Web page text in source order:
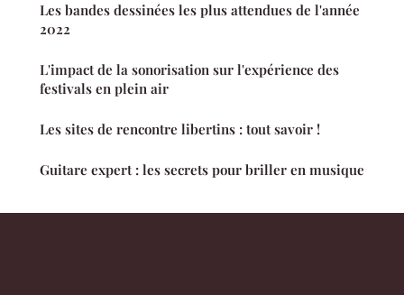
Les bandes dessinées les plus attendues de l'année
2022
L'impact de la sonorisation sur l'expérience des
festivals en plein air
Les sites de rencontre libertins : tout savoir !
Guitare expert : les secrets pour briller en musique